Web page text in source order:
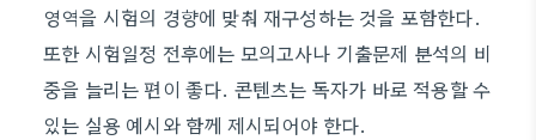
영역을 시험의 경향에 맞춰 재구성하는 것을 포함한다.
또한 시험일정 전후에는 모의고사나 기출문제 분석의 비
중을 늘리는 편이 좋다. 콘텐츠는 독자가 바로 적용할 수
있는 실용 예시와 함께 제시되어야 한다.